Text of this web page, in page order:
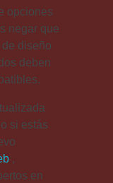
opciones
negar que
diseño
deben
si estás
,
en